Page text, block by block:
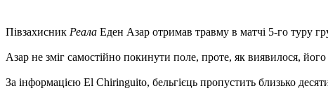
Півзахисник Реала Еден Азар отримав травму в матчі 5-го туру
Азар не зміг самостійно покинути поле, проте, як виявилося,
За інформацією El Chiringuito, бельгієць пропустить близько